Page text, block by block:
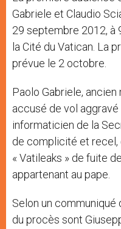
Gabriele et Claudio
29 septembre 2012, à
la Cité du Vatican. La
prévue le 2 octobre.
Paolo Gabriele,
accusé de vol
informaticien de la
de complicité et recel,
« Vatileaks » de fuite
appartenant au pape.
Selon un communiqué
du procès sont